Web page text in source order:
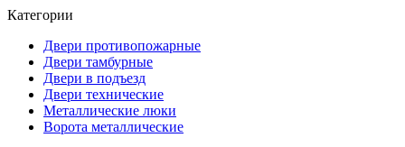
Категории
Двери противопожарные
Двери тамбурные
Двери в подъезд
Двери технические
Металлические люки
Ворота металлические